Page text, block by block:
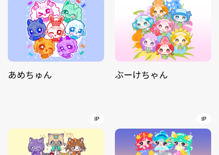
あめちゅん ぶーけちゃん
IP IP